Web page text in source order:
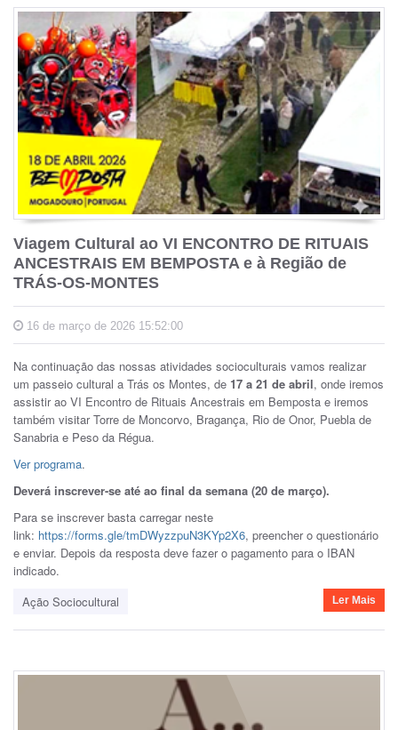
Viagem Cultural ao VI ENCONTRO DE RITUAIS
ANCESTRAIS EM BEMPOSTA e à Região de
TRÁS-OS-MONTES
16 de março de 2026 15:52:00
Na continuação das nossas atividades socioculturais vamos realizar
um passeio cultural a Trás os Montes, de 17 a 21 de abril, onde iremos
assistir ao VI Encontro de Rituais Ancestrais em Bemposta e iremos
também visitar Torre de Moncorvo, Bragança, Rio de Onor, Puebla de
Sanabria e Peso da Régua.
Ver programa.
Deverá inscrever-se até ao final da semana (20 de março).
Para se inscrever basta carregar neste
link: https://forms.gle/tmDWyzzpuN3KYp2X6, preencher o questionário
e enviar. Depois da resposta deve fazer o pagamento para o IBAN
indicado.
Ação Sociocultural
Ler Mais